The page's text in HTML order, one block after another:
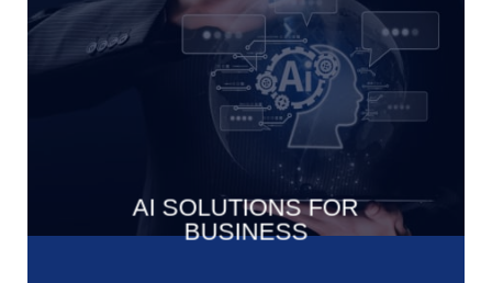
AI SOLUTIONS FOR
BUSINESS